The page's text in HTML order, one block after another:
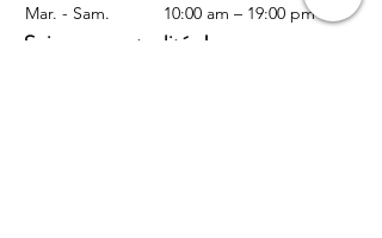
Mar. - Sam. 10:00 am – 19:00 pm
Suivez nos actualités !